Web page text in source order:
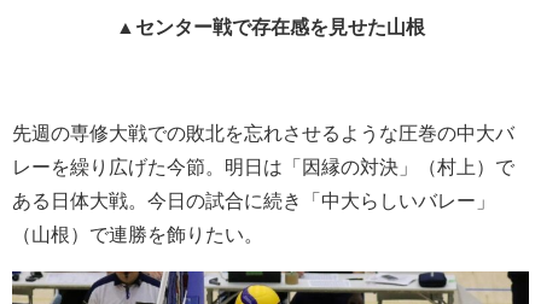
▲センター戦で存在感を見せた山根
先週の専修大戦での敗北を忘れさせるような圧巻の中大バ
レーを繰り広げた今節。明日は「因縁の対決」（村上）で
ある日体大戦。今日の試合に続き「中大らしいバレー」
（山根）で連勝を飾りたい。